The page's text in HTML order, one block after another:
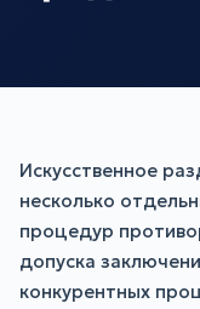
Искусственное
несколько
процедур
допуска
конкурентных